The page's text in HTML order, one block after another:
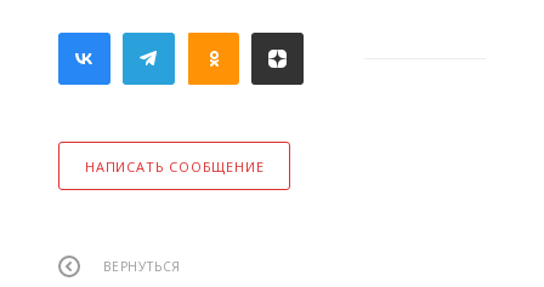
НАПИСАТЬ СООБЩЕНИЕ
ВЕРНУТЬСЯ